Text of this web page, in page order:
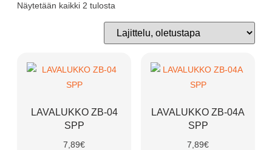
Näytetään kaikki 2 tulosta
LAVALUKKO ZB-04
SPP
7,89€
LAVALUKKO ZB-04A
SPP
7,89€